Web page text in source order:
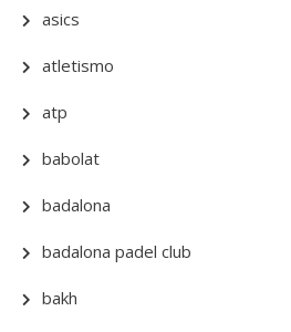
asics
atletismo
atp
babolat
badalona
badalona padel club
bakh